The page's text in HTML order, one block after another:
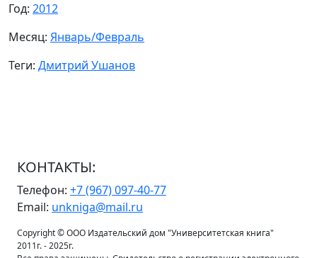
Год: 2012
Месяц: Январь/Февраль
Теги: Дмитрий Ушанов
КОНТАКТЫ:
Телефон: +7 (967) 097-40-77
Email: unkniga@mail.ru
Copyright © ООО Издательский дом "Университетская книга"
2011г. - 2025г.